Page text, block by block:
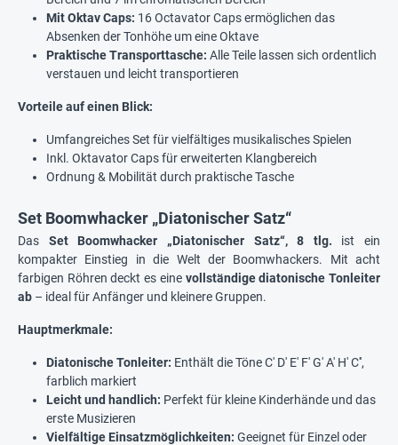
Mit Oktav Caps: 16 Octavator Caps ermöglichen das
Absenken der Tonhöhe um eine Oktave
Praktische Transporttasche: Alle Teile lassen sich ordentlich
verstauen und leicht transportieren
Vorteile auf einen Blick:
Umfangreiches Set für vielfältiges musikalisches Spielen
Inkl. Oktavator Caps für erweiterten Klangbereich
Ordnung & Mobilität durch praktische Tasche
Set Boomwhacker „Diatonischer Satz“
Das Set Boomwhacker „Diatonischer Satz“, 8 tlg. ist ein
kompakter Einstieg in die Welt der Boomwhackers. Mit acht
farbigen Röhren deckt es eine vollständige diatonische Tonleiter
ab – ideal für Anfänger und kleinere Gruppen.
Hauptmerkmale:
Diatonische Tonleiter: Enthält die Töne C' D' E' F' G' A' H' C'',
farblich markiert
Leicht und handlich: Perfekt für kleine Kinderhände und das
erste Musizieren
Vielfältige Einsatzmöglichkeiten: Geeignet für Einzel oder